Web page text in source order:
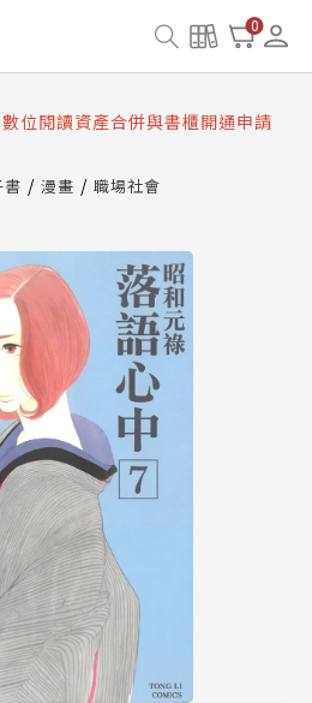
0
讀墨系統維護中，本站同步暫
分鐘完成書櫃開通與資產合併申
讀墨系統維護中，本站同步暫
書 漫畫
職場社會